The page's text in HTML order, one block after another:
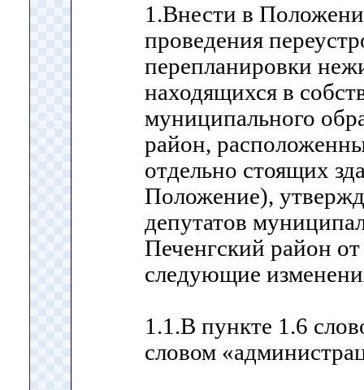
1.Внести в
проведения
перепланировки
находящихся в
муниципального
район,
отдельно стоящих
Положение),
депутатов
Печенгский район
следующие
1.1.В пункте 1.6
словом